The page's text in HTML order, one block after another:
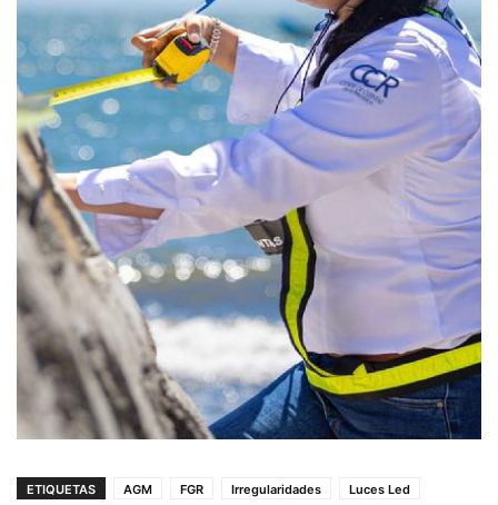
ETIQUETAS AGM FGR Irregularidades
Luces Led